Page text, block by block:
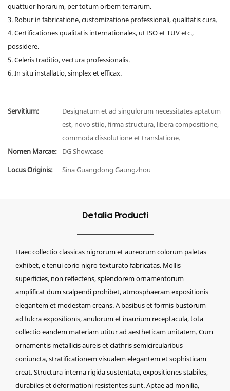
quattuor horarum, per totum orbem terrarum.
3. Robur in fabricatione, customizatione professionali, qualitatis cura.
4. Certificationes qualitatis internationales, ut ISO et TUV etc.,
possidere.
5. Celeris traditio, vectura professionalis.
6. In situ installatio, simplex et efficax.
Servitium:
Designatum et ad singulorum necessitates aptatum
est, novo stilo, firma structura, libera compositione,
commoda dissolutione et translatione.
Nomen Marcae:
DG Showcase
Locus Originis:
Sina Guangdong Gaungzhou
Detalia Producti
Haec collectio classicas nigrorum et aureorum colorum paletas
exhibet, e tenui corio nigro texturato fabricatas. Mollis
superficies, non reflectens, splendorem ornamentorum
amplificat dum scalpendi prohibet, atmosphaeram expositionis
elegantem et modestam creans. A basibus et formis bustorum
ad fulcra expositionis, anulorum et inaurium receptacula, tota
collectio eandem materiam utitur ad aestheticam unitatem. Cum
ornamentis metallicis aureis et clathris semicircularibus
coniuncta, stratificationem visualem elegantem et sophisticam
creat. Structura interna rigida sustentata, expositiones stabiles,
durabiles et deformationi resistentes sunt. Aptae ad monilia,